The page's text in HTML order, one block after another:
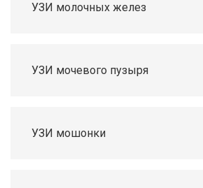
УЗИ молочных желез
УЗИ мочевого пузыря
УЗИ мошонки